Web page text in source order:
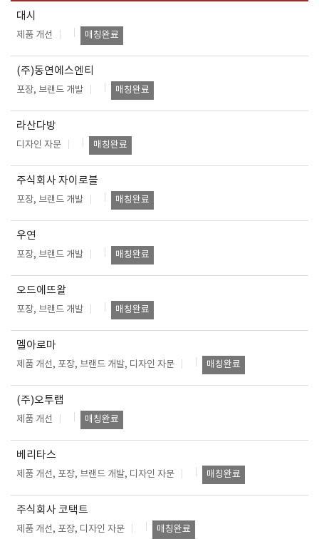
연
체
명
망
야
소
지
담
당
자
신
서
대시
제품 개선 매칭완료
(주)동연에스엔티
포장, 브랜드 개발 매칭완료
라산다방
디자인 자문 매칭완료
주식회사 자이로블
포장, 브랜드 개발 매칭완료
우연
포장, 브랜드 개발 매칭완료
오드에뜨왈
포장, 브랜드 개발 매칭완료
멜아로마
제품 개선, 포장, 브랜드 개발, 디자인 자문 매칭완료
(주)오투랩
제품 개선 매칭완료
베리타스
제품 개선, 포장, 브랜드 개발, 디자인 자문 매칭완료
주식회사 코택트
제품 개선, 포장, 디자인 자문 매칭완료